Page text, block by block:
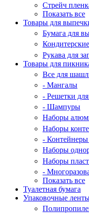
Стрейч
Показать все
Товары для
Бумага для
Рукава для
Товары для
Все для
- Мангалы
- Решетки
- Шампуры
Наборы
Наборы
- Контейнеры
Наборы
Наборы
-
Показать все
Туалетная бумага
Упаковочные